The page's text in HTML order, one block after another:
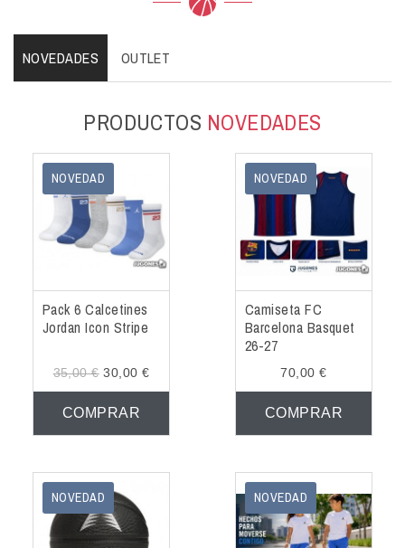
TEXTIL
COMPLEMENTOS
OUTLET
NOTICIAS
NOVEDADES OUTLET
PRODUCTOS NOVEDADES
NOVEDAD
Pack 6 Calcetines
Jordan Icon Stripe
35,00 €30,00 €
COMPRAR
NOVEDAD
Camiseta FC
Barcelona Basquet
26-27
70,00 €
COMPRAR
NOVEDAD NOVEDAD